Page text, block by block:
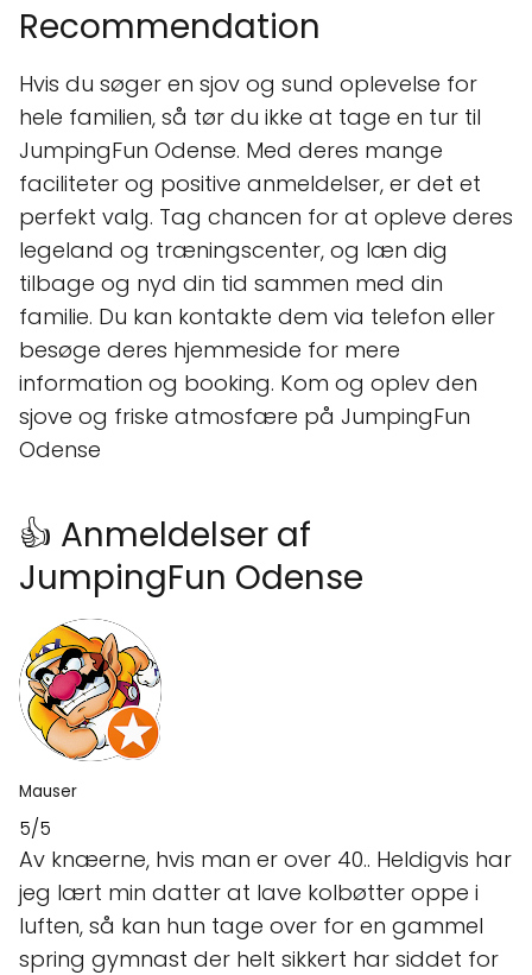
Recommendation
Hvis du søger en sjov og sund oplevelse for
hele familien, så tør du ikke at tage en tur til
JumpingFun Odense. Med deres mange
faciliteter og positive anmeldelser, er det et
perfekt valg. Tag chancen for at opleve deres
legeland og træningscenter, og læn dig
tilbage og nyd din tid sammen med din
familie. Du kan kontakte dem via telefon eller
besøge deres hjemmeside for mere
information og booking. Kom og oplev den
sjove og friske atmosfære på JumpingFun
Odense
👍 Anmeldelser af
JumpingFun Odense
Mauser
5/5
Av knæerne, hvis man er over 40.. Heldigvis har
jeg lært min datter at lave kolbøtter oppe i
luften, så kan hun tage over for en gammel
spring gymnast der helt sikkert har siddet for